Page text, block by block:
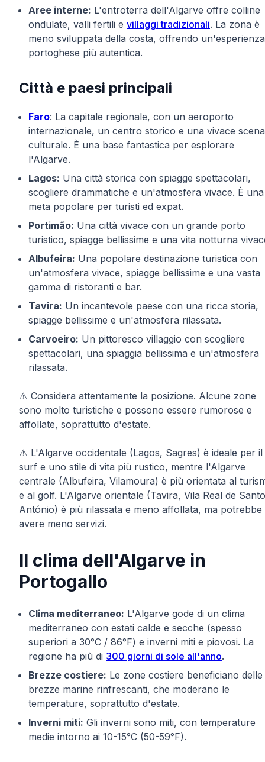
Aree interne: L'entroterra dell'Algarve offre colline
ondulate, valli fertili e villaggi tradizionali. La zona è
meno sviluppata della costa, offrendo un'esperienza
portoghese più autentica.
Città e paesi principali
Faro: La capitale regionale, con un aeroporto
internazionale, un centro storico e una vivace scena
culturale. È una base fantastica per esplorare
l'Algarve.
Lagos: Una città storica con spiagge spettacolari,
scogliere drammatiche e un'atmosfera vivace. È una
meta popolare per turisti ed expat.
Portimão: Una città vivace con un grande porto
turistico, spiagge bellissime e una vita notturna
Albufeira: Una popolare destinazione turistica con
un'atmosfera vivace, spiagge bellissime e una vasta
gamma di ristoranti e bar.
Tavira: Un incantevole paese con una ricca storia,
spiagge bellissime e un'atmosfera rilassata.
Carvoeiro: Un pittoresco villaggio con scogliere
spettacolari, una spiaggia bellissima e un'atmosfera
rilassata.
⚠️ Considera attentamente la posizione. Alcune zone
sono molto turistiche e possono essere rumorose e
affollate, soprattutto d'estate.
⚠️ L'Algarve occidentale (Lagos, Sagres) è ideale per il
surf e uno stile di vita più rustico, mentre l'Algarve
centrale (Albufeira, Vilamoura) è più orientata al
e al golf. L'Algarve orientale (Tavira, Vila Real de Santo
António) è più rilassata e meno affollata, ma potrebbe
avere meno servizi.
Il clima dell'Algarve in
Portogallo
Clima mediterraneo: L'Algarve gode di un clima
mediterraneo con estati calde e secche (spesso
superiori a 30°C / 86°F) e inverni miti e piovosi. La
regione ha più di 300 giorni di sole all'anno.
Brezze costiere: Le zone costiere beneficiano delle
brezze marine rinfrescanti, che moderano le
temperature, soprattutto d'estate.
Inverni miti: Gli inverni sono miti, con temperature
medie intorno ai 10-15°C (50-59°F).